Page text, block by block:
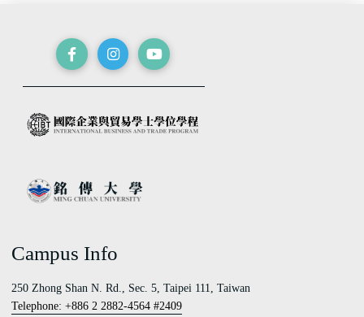
Campus Info
250 Zhong Shan N. Rd., Sec. 5, Taipei 111, Taiwan
Telephone: +886 2 2882-4564 #2409